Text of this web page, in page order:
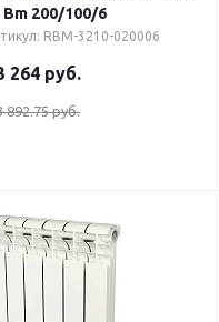
Bm 200/100/6
RBM-3210-020006
264руб.
892.75 руб.